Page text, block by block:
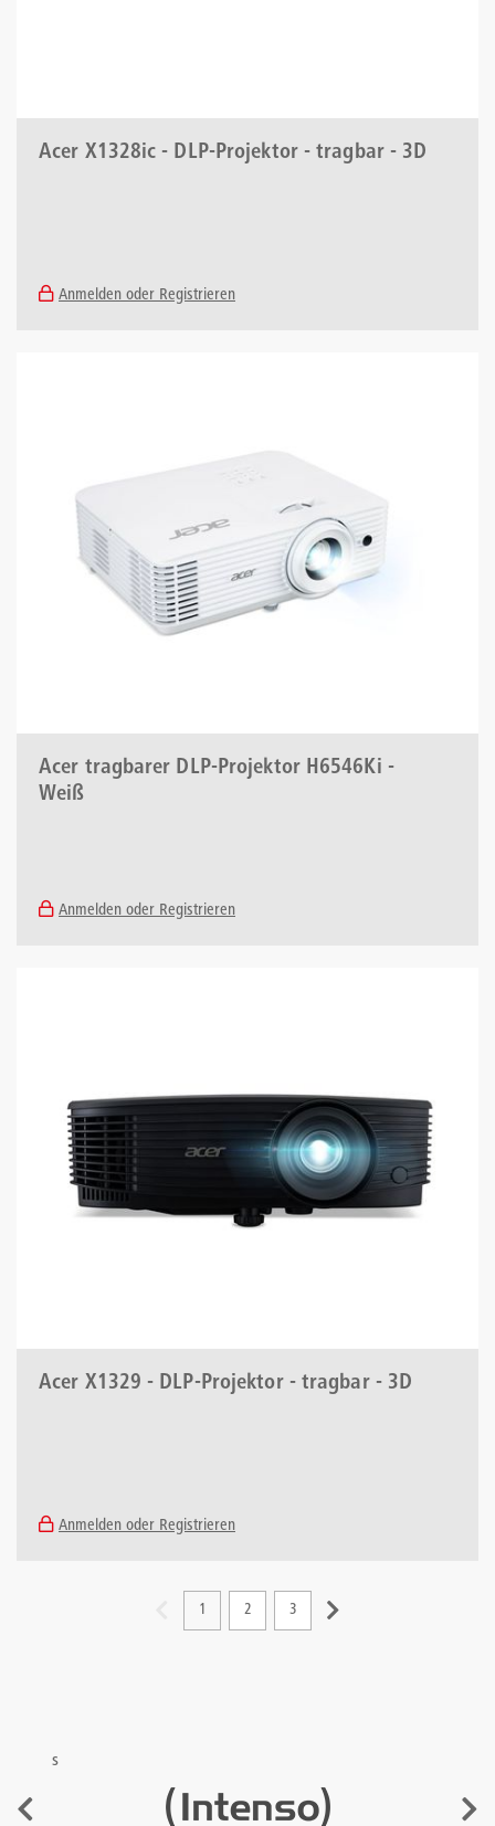
Acer X1328ic - DLP-Projektor - tragbar - 3D
Anmelden oder Registrieren
Acer tragbarer DLP-Projektor H6546Ki -
Weiß
Anmelden oder Registrieren
Acer X1329 - DLP-Projektor - tragbar - 3D
Anmelden oder Registrieren
1 2 3
s